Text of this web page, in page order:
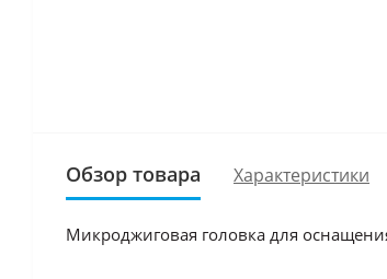
Обзор товара Характеристики
Микроджиговая головка для